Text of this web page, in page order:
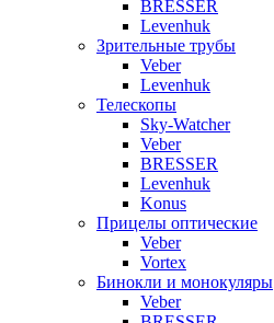
BRESSER
Levenhuk
Зрительные трубы
Veber
Levenhuk
Телескопы
Sky-Watcher
Veber
BRESSER
Levenhuk
Konus
Прицелы оптические
Veber
Vortex
Бинокли и монокуляры
Veber